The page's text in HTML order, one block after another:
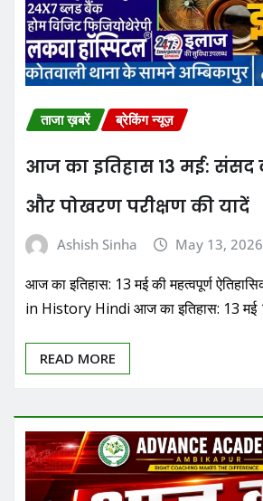
ताजा ख़बरें ब्रेकिंग न्यूज़
आज का इतिहास 13 मई: संसद
और पोखरण परीक्षण की यादें
Ashish Sinha May 13, 2026
आज का इतिहास: 13 मई की महत्वपूर्ण
in History Hindi आज का इतिहास: 13 मई
READ MORE